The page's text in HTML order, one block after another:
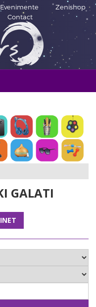
Evenimente
Zenishop
Contact
GALATI